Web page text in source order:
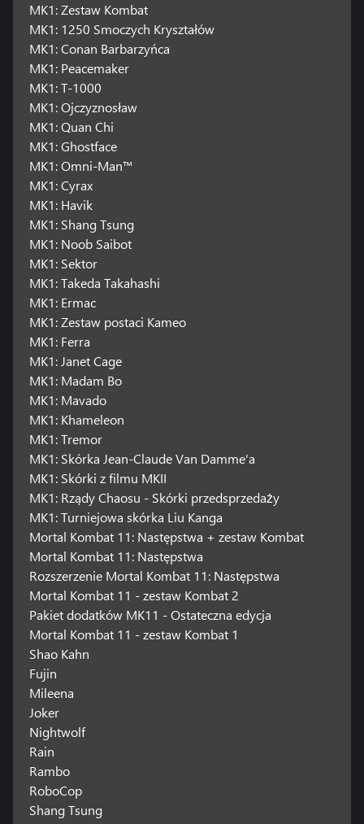
MK1: Zestaw Kombat
MK1: 1250 Smoczych Kryształów
MK1: Conan Barbarzyńca
MK1: Peacemaker
MK1: T-1000
MK1: Ojczyznosław
MK1: Quan Chi
MK1: Ghostface
MK1: Omni-Man™
MK1: Cyrax
MK1: Havik
MK1: Shang Tsung
MK1: Noob Saibot
MK1: Sektor
MK1: Takeda Takahashi
MK1: Ermac
MK1: Zestaw postaci Kameo
MK1: Ferra
MK1: Janet Cage
MK1: Madam Bo
MK1: Mavado
MK1: Khameleon
MK1: Tremor
MK1: Skórka Jean-Claude Van Damme'a
MK1: Skórki z filmu MKII
MK1: Rządy Chaosu - Skórki przedsprzedaży
MK1: Turniejowa skórka Liu Kanga
Mortal Kombat 11: Następstwa + zestaw Kombat
Mortal Kombat 11: Następstwa
Rozszerzenie Mortal Kombat 11: Następstwa
Mortal Kombat 11 - zestaw Kombat 2
Pakiet dodatków MK11 - Ostateczna edycja
Mortal Kombat 11 - zestaw Kombat 1
Shao Kahn
Fujin
Mileena
Joker
Nightwolf
Rain
Rambo
RoboCop
Shang Tsung